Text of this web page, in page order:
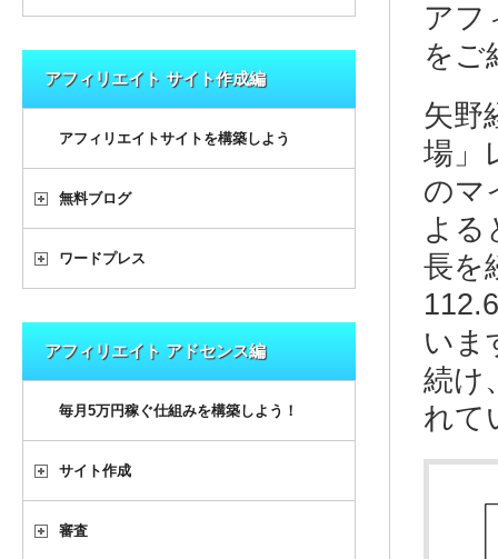
アフ
をご
矢野
場」
のマ
よる
長を
いま
続け
れて
アフィリエイト サイト作成編
アフィリエイトサイトを構築しよう
無料ブログ
ワードプレス
アフィリエイト アドセンス編
毎月5万円稼ぐ仕組みを構築しよう！
サイト作成
審査